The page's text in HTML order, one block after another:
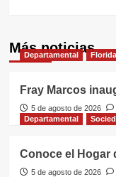
Más noticias
Departamental Florida
Fray Marcos
5 de agosto de 2026
Departamental
Conoce el Hogar
5 de agosto de 2026